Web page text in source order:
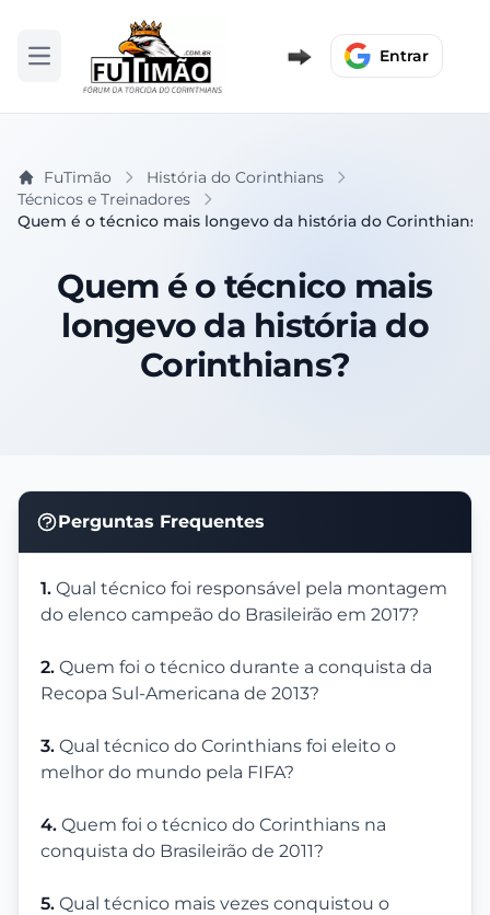
Abrir menu Entrar
FuTimão
História do Corinthians
Técnicos e Treinadores
Quem é o técnico mais longevo da história do Corinthians?
Quem é o técnico mais
longevo da história do
Corinthians?
Perguntas Frequentes
1. Qual técnico foi responsável pela montagem
do elenco campeão do Brasileirão em 2017?
2. Quem foi o técnico durante a conquista da
Recopa Sul-Americana de 2013?
3. Qual técnico do Corinthians foi eleito o
melhor do mundo pela FIFA?
4. Quem foi o técnico do Corinthians na
conquista do Brasileirão de 2011?
5. Qual técnico mais vezes conquistou o